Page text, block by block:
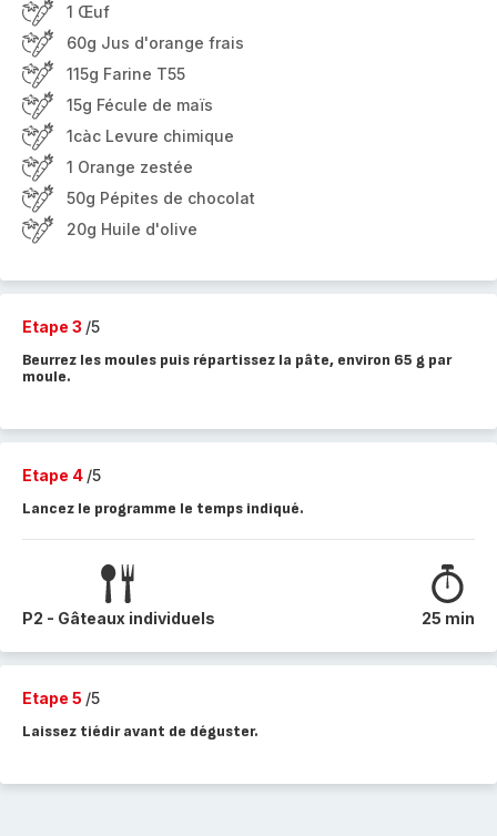
1 Œuf
60g Jus d'orange frais
115g Farine T55
15g Fécule de maïs
1càc Levure chimique
1 Orange zestée
50g Pépites de chocolat
20g Huile d'olive
Etape 3 /5
Beurrez les moules puis répartissez la pâte, environ 65 g par
moule.
Etape 4 /5
Lancez le programme le temps indiqué.
P2 - Gâteaux individuels 25 min
Etape 5 /5
Laissez tiédir avant de déguster.